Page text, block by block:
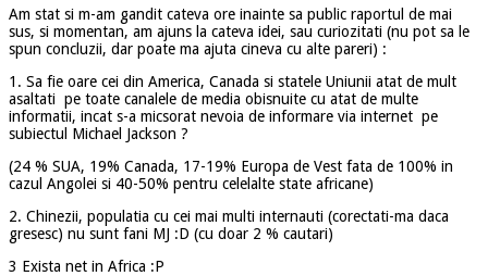
Am stat si m-am gandit cateva ore inainte sa public raportul de mai
sus, si momentan, am ajuns la cateva idei, sau curiozitati (nu pot sa le
spun concluzii, dar poate ma ajuta cineva cu alte pareri) :
1. Sa fie oare cei din America, Canada si statele Uniunii atat de mult
asaltati pe toate canalele de media obisnuite cu atat de multe
informatii, incat s-a micsorat nevoia de informare via internet pe
subiectul Michael Jackson ?
(24 % SUA, 19% Canada, 17-19% Europa de Vest fata de 100% in
cazul Angolei si 40-50% pentru celelalte state africane)
2. Chinezii, populatia cu cei mai multi internauti (corectati-ma daca
gresesc) nu sunt fani MJ :D (cu doar 2 % cautari)
3 Exista net in Africa :P